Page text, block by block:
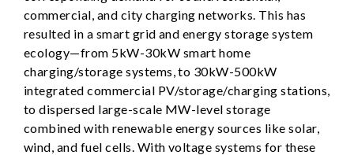
commercial, and city charging networks. This has
resulted in a smart grid and energy storage system
ecology—from 5kW-30kW smart home
charging/storage systems, to 30kW-500kW
integrated commercial PV/storage/charging stations,
to dispersed large-scale MW-level storage
combined with renewable energy sources like solar,
wind, and fuel cells. With voltage systems for these